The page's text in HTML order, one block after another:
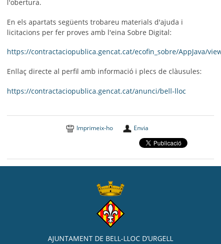
l'obertura.
En els apartats següents trobareu materials d'ajuda i
licitacions per fer proves amb l'eina Sobre Digital:
https://contractaciopublica.gencat.cat/ecofin_sobre/AppJava/
Enllaç directe al perfil amb informació i plecs de clàusules:
https://contractaciopublica.gencat.cat/anunci/bell-lloc
Imprimeix-ho Envia
AJUNTAMENT DE BELL-LLOC D’URGELL